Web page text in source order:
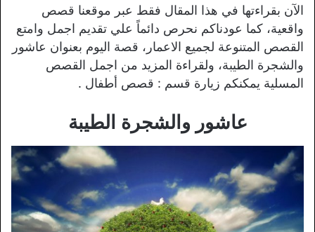
الآن بقراءتها في هذا المقال فقط عبر موقعنا قصص
واقعية، كما عودناكم نحرص دائماً علي تقديم اجمل وامتع
القصص المتنوعة لجميع الاعمار، قصة اليوم بعنوان عاشور
والشجرة الطيبة، ولقراءة المزيد من اجمل القصص
المسلية يمكنكم زيارة قسم : قصص أطفال .
عاشور والشجرة الطيبة